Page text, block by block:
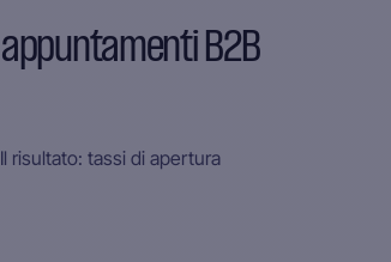
B2B
risultato: tassi di apertura